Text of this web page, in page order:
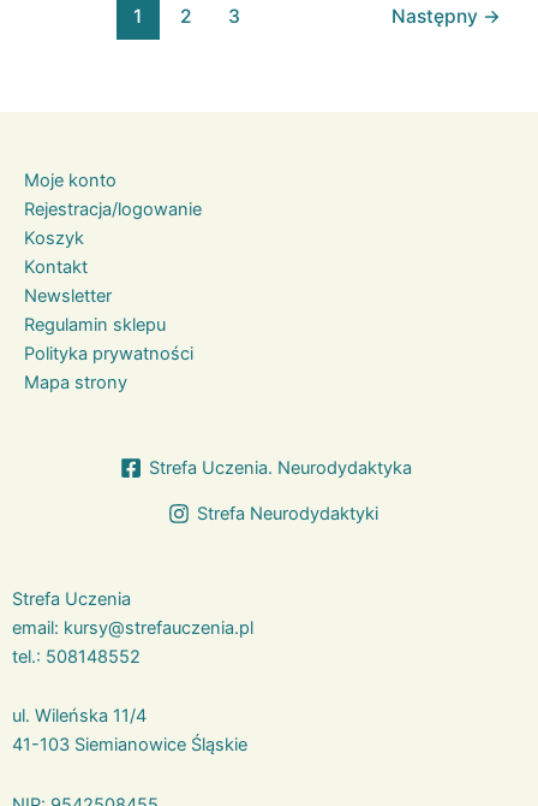
1 2 3 Następny →
Moje konto
Rejestracja/logowanie
Koszyk
Kontakt
Newsletter
Regulamin sklepu
Polityka prywatności
Mapa strony
Strefa Uczenia. Neurodydaktyka
Strefa Neurodydaktyki
Strefa Uczenia
email: kursy@strefauczenia.pl
tel.: 508148552
ul. Wileńska 11/4
41-103 Siemianowice Śląskie